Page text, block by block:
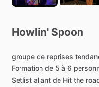
Howlin' Spoon
groupe de reprises
Formation de 5 à 6
Setlist allant de Hit the